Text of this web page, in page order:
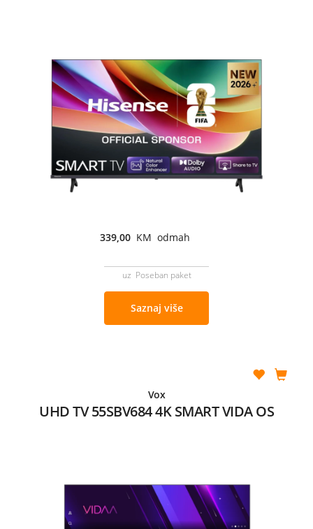
339,00 KM odmah
uz Poseban paket
Saznaj više
Vox
UHD TV 55SBV684 4K SMART VIDA OS